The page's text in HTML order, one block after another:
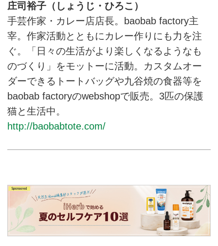
庄司裕子（しょうじ・ひろこ）
手芸作家・カレー店店長。baobab factory主
宰。作家活動とともにカレー作りにも力を注
ぐ。「日々の生活がより楽しくなるようなも
のづくり」をモットーに活動。カスタムオー
ダーできるトートバッグや九谷焼の食器等を
baobab factoryのwebshopで販売。3匹の保護
猫と生活中。
http://baobabtote.com/